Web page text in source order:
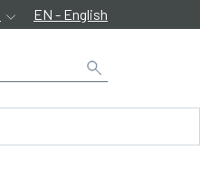
EN - English